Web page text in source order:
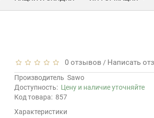
0 отзывов / Написать
Производитель Sawo
Доступность: Цену и наличие уточняйте
Код товара: 857
Характеристики